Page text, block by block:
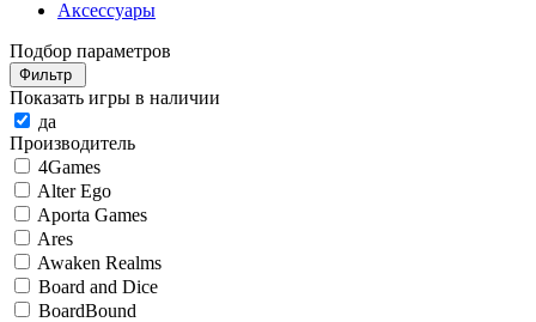
Аксессуары
Подбор параметров
Фильтр
Показать игры в наличии
да
Производитель
4Games
Alter Ego
Aporta Games
Ares
Awaken Realms
Board and Dice
BoardBound